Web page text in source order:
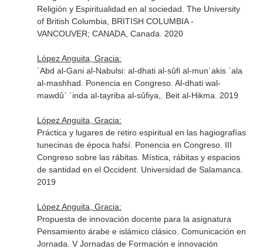
Religión y Espiritualidad en al sociedad. The University
of British Columbia, BRITISH COLUMBIA -
VANCOUVER; CANADA, Canada. 2020
López Anguita, Gracia:
`Abd al-Gani al-Nabulsi: al-dhati al-sûfi al-mun`akis `ala
al-mashhad. Ponencia en Congreso. Al-dhati wal-
mawdû` `inda al-tayriba al-sûfiya,. Beit al-Hikma. 2019
López Anguita, Gracia:
Práctica y lugares de retiro espiritual en las hagiografías
tunecinas de época hafsí. Ponencia en Congreso. III
Congreso sobre las rábitas. Mística, rábitas y espacios
de santidad en el Occident. Universidad de Salamanca.
2019
López Anguita, Gracia:
Propuesta de innovación docente para la asignatura
Pensamiento árabe e islámico clásico. Comunicación en
Jornada. V Jornadas de Formación e innovación